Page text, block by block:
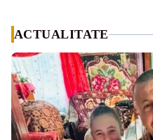
ACTUALITATE